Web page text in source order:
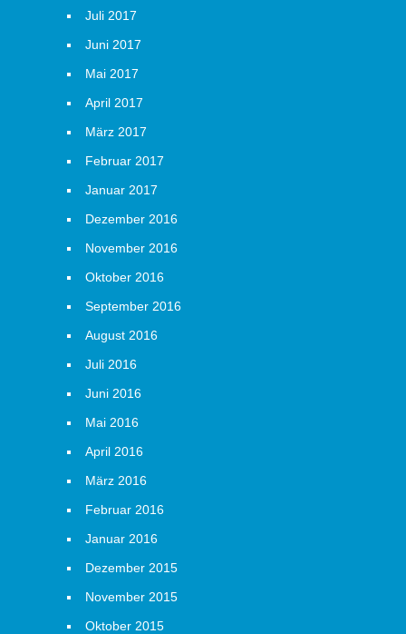
Juli 2017
Juni 2017
Mai 2017
April 2017
März 2017
Februar 2017
Januar 2017
Dezember 2016
November 2016
Oktober 2016
September 2016
August 2016
Juli 2016
Juni 2016
Mai 2016
April 2016
März 2016
Februar 2016
Januar 2016
Dezember 2015
November 2015
Oktober 2015